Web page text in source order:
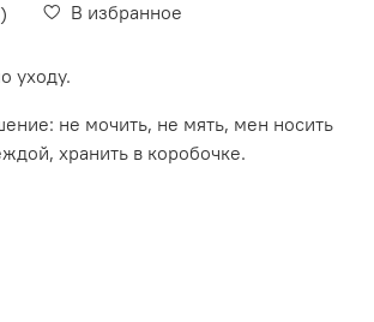
В избранное
уходу.
не мочить, не мять, мен носить
хранить в коробочке.